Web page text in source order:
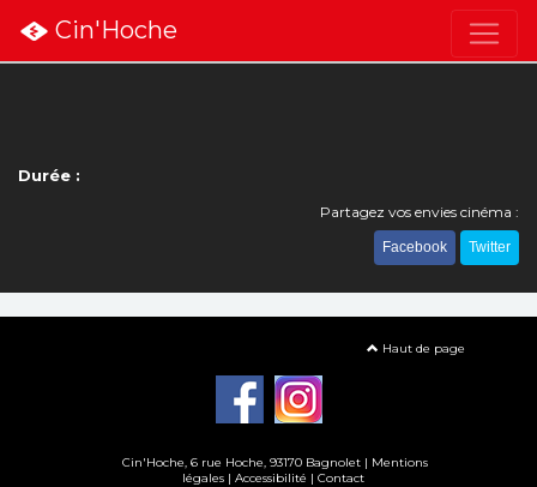
Cin'Hoche
Durée :
Partagez vos envies cinéma :
Facebook Twitter
Haut de page
Cin'Hoche, 6 rue Hoche, 93170 Bagnolet | Mentions
légales | Accessibilité | Contact